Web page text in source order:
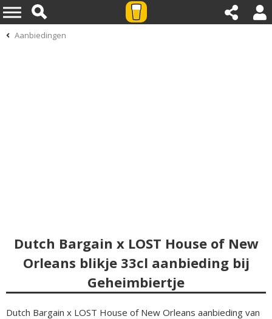
Aanbiedingen
Dutch Bargain x LOST House of New
Orleans blikje 33cl aanbieding bij
Geheimbiertje
Dutch Bargain x LOST House of New Orleans aanbieding van